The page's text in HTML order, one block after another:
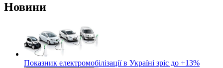
Новини
Показник електромобілізації в Україні зріс до +13%